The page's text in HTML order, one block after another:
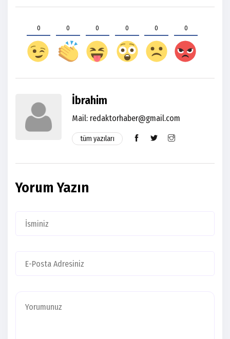
0 0 0 0 0 0
İbrahim
Mail: redaktorhaber@gmail.com
tüm yazıları
Yorum Yazın